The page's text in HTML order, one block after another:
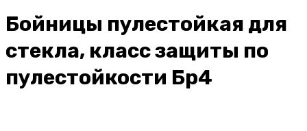
Бойницы пулестойкая для
стекла, класс защиты по
пулестойкости Бр4